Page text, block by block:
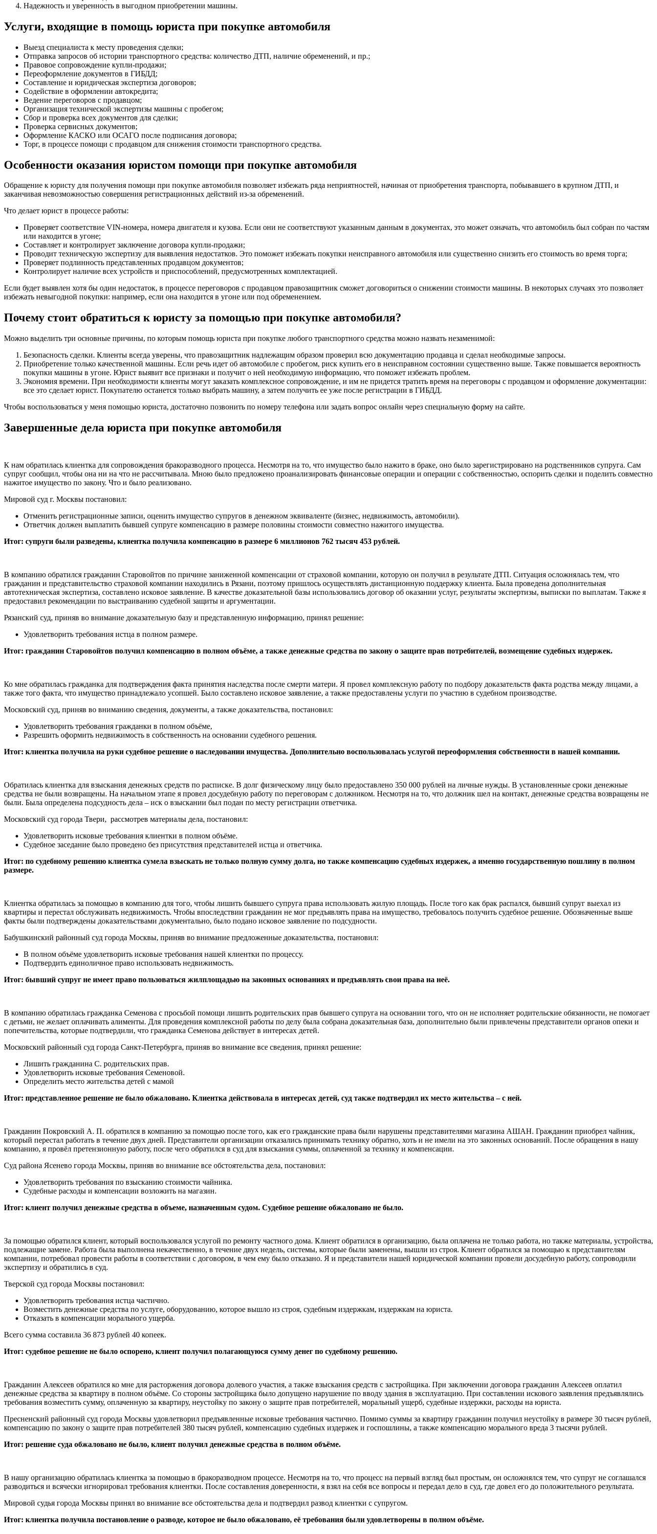
Надежность и уверенность в выгодном приобретении машины.
Услуги, входящие в помощь юриста при покупке автомобиля
Выезд специалиста к месту проведения сделки;
Отправка запросов об истории транспортного средства: количество ДТП, наличие обременений, и пр.;
Правовое сопровождение купли-продажи;
Переоформление документов в ГИБДД;
Составление и юридическая экспертиза договоров;
Содействие в оформлении автокредита;
Ведение переговоров с продавцом;
Организация технической экспертизы машины с пробегом;
Сбор и проверка всех документов для сделки;
Проверка сервисных документов;
Оформление КАСКО или ОСАГО после подписания договора;
Торг, в процессе помощи с продавцом для снижения стоимости транспортного средства.
Особенности оказания юристом помощи при покупке автомобиля
Обращение к юристу для получения помощи при покупке автомобиля позволяет избежать ряда неприятностей, начиная от приобретения транспорта, побывавшего в крупном ДТП, и
заканчивая невозможностью совершения регистрационных действий из-за обременений.
Что делает юрист в процессе работы:
Проверяет соответствие VIN-номера, номера двигателя и кузова. Если они не соответствуют указанным данным в документах, это может означать, что автомобиль был собран по частям
или находится в угоне;
Составляет и контролирует заключение договора купли-продажи;
Проводит техническую экспертизу для выявления недостатков. Это поможет избежать покупки неисправного автомобиля или существенно снизить его стоимость во время торга;
Проверяет подлинность представленных продавцом документов;
Контролирует наличие всех устройств и приспособлений, предусмотренных комплектацией.
Если будет выявлен хотя бы один недостаток, в процессе переговоров с продавцом правозащитник сможет договориться о снижении стоимости машины. В некоторых случаях это позволяет
избежать невыгодной покупки: например, если она находится в угоне или под обременением.
Почему стоит обратиться к юристу за помощью при покупке автомобиля?
Можно выделить три основные причины, по которым помощь юриста при покупке любого транспортного средства можно назвать незаменимой:
Безопасность сделки. Клиенты всегда уверены, что правозащитник надлежащим образом проверил всю документацию продавца и сделал необходимые запросы.
Приобретение только качественной машины. Если речь идет об автомобиле с пробегом, риск купить его в неисправном состоянии существенно выше. Также повышается вероятность
покупки машины в угоне. Юрист выявит все признаки и получит о ней необходимую информацию, что поможет избежать проблем.
Экономия времени. При необходимости клиенты могут заказать комплексное сопровождение, и им не придется тратить время на переговоры с продавцом и оформление документации:
все это сделает юрист. Покупателю останется только выбрать машину, а затем получить ее уже после регистрации в ГИБДД.
Чтобы воспользоваться у меня помощью юриста, достаточно позвонить по номеру телефона или задать вопрос онлайн через специальную форму на сайте.
Завершенные дела юриста при покупке автомобиля
К нам обратилась клиентка для сопровождения бракоразводного процесса. Несмотря на то, что имущество было нажито в браке, оно было зарегистрировано на родственников супруга. Сам
супруг сообщил, чтобы она ни на что не рассчитывала. Мною было предложено проанализировать финансовые операции и операции с собственностью, оспорить сделки и поделить совместно
нажитое имущество по закону. Что и было реализовано.
Мировой суд г. Москвы постановил:
Отменить регистрационные записи, оценить имущество супругов в денежном эквиваленте (бизнес, недвижимость, автомобили).
Ответчик должен выплатить бывшей супруге компенсацию в размере половины стоимости совместно нажитого имущества.
Итог: супруги были разведены, клиентка получила компенсацию в размере 6 миллионов 762 тысяч 453 рублей.
В компанию обратился гражданин Старовойтов по причине заниженной компенсации от страховой компании, которую он получил в результате ДТП. Ситуация осложнялась тем, что
гражданин и представительство страховой компании находились в Рязани, поэтому пришлось осуществлять дистанционную поддержку клиента. Была проведена дополнительная
автотехническая экспертиза, составлено исковое заявление. В качестве доказательной базы использовались договор об оказании услуг, результаты экспертизы, выписки по выплатам. Также я
предоставил рекомендации по выстраиванию судебной защиты и аргументации.
Рязанский суд, приняв во внимание доказательную базу и представленную информацию, принял решение:
Удовлетворить требования истца в полном размере.
Итог: гражданин Старовойтов получил компенсацию в полном объёме, а также денежные средства по закону о защите прав потребителей, возмещение судебных издержек.
Ко мне обратилась гражданка для подтверждения факта принятия наследства после смерти матери. Я провел комплексную работу по подбору доказательств факта родства между лицами, а
также того факта, что имущество принадлежало усопшей. Было составлено исковое заявление, а также предоставлены услуги по участию в судебном производстве.
Московский суд, приняв во вниманию сведения, документы, а также доказательства, постановил:
Удовлетворить требования гражданки в полном объёме,
Разрешить оформить недвижимость в собственность на основании судебного решения.
Итог: клиентка получила на руки судебное решение о наследовании имущества. Дополнительно воспользовалась услугой переоформления собственности в нашей компании.
Обратилась клиентка для взыскания денежных средств по расписке. В долг физическому лицу было предоставлено 350 000 рублей на личные нужды. В установленные сроки денежные
средства не были возвращены. На начальном этапе я провел досудебную работу по переговорам с должником. Несмотря на то, что должник шел на контакт, денежные средства возвращены не
были. Была определена подсудность дела – иск о взыскании был подан по месту регистрации ответчика.
Московский суд города Твери, рассмотрев материалы дела, постановил:
Удовлетворить исковые требования клиентки в полном объёме.
Судебное заседание было проведено без присутствия представителей истца и ответчика.
Итог: по судебному решению клиентка сумела взыскать не только полную сумму долга, но также компенсацию судебных издержек, а именно государственную пошлину в полном
размере.
Клиентка обратилась за помощью в компанию для того, чтобы лишить бывшего супруга права использовать жилую площадь. После того как брак распался, бывший супруг выехал из
квартиры и перестал обслуживать недвижимость. Чтобы впоследствии гражданин не мог предъявлять права на имущество, требовалось получить судебное решение. Обозначенные выше
факты были подтверждены доказательствами документально, было подано исковое заявление по подсудности.
Бабушкинский районный суд города Москвы, приняв во внимание предложенные доказательства, постановил:
В полном объёме удовлетворить исковые требования нашей клиентки по процессу.
Подтвердить единоличное право использовать недвижимость.
Итог: бывший супруг не имеет право пользоваться жилплощадью на законных основаниях и предъявлять свои права на неё.
В компанию обратилась гражданка Семенова с просьбой помощи лишить родительских прав бывшего супруга на основании того, что он не исполняет родительские обязанности, не помогает
с детьми, не желает оплачивать алименты. Для проведения комплексной работы по делу была собрана доказательная база, дополнительно были привлечены представители органов опеки и
попечительства, которые подтвердили, что гражданка Семенова действует в интересах детей.
Московский районный суд города Санкт-Петербурга, приняв во внимание все сведения, принял решение:
Лишить гражданина С. родительских прав.
Удовлетворить исковые требования Семеновой.
Определить место жительства детей с мамой
Итог: представленное решение не было обжаловано. Клиентка действовала в интересах детей, суд также подтвердил их место жительства – с ней.
Гражданин Покровский А. П. обратился в компанию за помощью после того, как его гражданские права были нарушены представителями магазина АШАН. Гражданин приобрел чайник,
который перестал работать в течение двух дней. Представители организации отказались принимать технику обратно, хоть и не имели на это законных оснований. После обращения в нашу
компанию, я провёл претензионную работу, после чего обратился в суд для взыскания суммы, оплаченной за технику и компенсации.
Суд района Ясенево города Москвы, приняв во внимание все обстоятельства дела, постановил:
Удовлетворить требования по взысканию стоимости чайника.
Судебные расходы и компенсации возложить на магазин.
Итог: клиент получил денежные средства в объеме, назначенным судом. Судебное решение обжаловано не было.
За помощью обратился клиент, который воспользовался услугой по ремонту частного дома. Клиент обратился в организацию, была оплачена не только работа, но также материалы, устройства,
подлежащие замене. Работа была выполнена некачественно, в течение двух недель, системы, которые были заменены, вышли из строя. Клиент обратился за помощью к представителям
компании, потребовал провести работы в соответствии с договором, в чем ему было отказано. Я и представители нашей юридической компании провели досудебную работу, сопроводили
экспертизу и обратились в суд.
Тверской суд города Москвы постановил:
Удовлетворить требования истца частично.
Возместить денежные средства по услуге, оборудованию, которое вышло из строя, судебным издержкам, издержкам на юриста.
Отказать в компенсации морального ущерба.
Всего сумма составила 36 873 рублей 40 копеек.
Итог: судебное решение не было оспорено, клиент получил полагающуюся сумму денег по судебному решению.
Гражданин Алексеев обратился ко мне для расторжения договора долевого участия, а также взыскания средств с застройщика. При заключении договора гражданин Алексеев оплатил
денежные средства за квартиру в полном объёме. Со стороны застройщика было допущено нарушение по вводу здания в эксплуатацию. При составлении искового заявления предъявлялись
требования возместить сумму, оплаченную за квартиру, неустойку по закону о защите прав потребителей, моральный ущерб, судебные издержки, расходы на юриста.
Пресненский районный суд города Москвы удовлетворил предъявленные исковые требования частично. Помимо суммы за квартиру гражданин получил неустойку в размере 30 тысяч рублей,
компенсацию по закону о защите прав потребителей 380 тысяч рублей, компенсацию судебных издержек и госпошлины, а также компенсацию морального вреда 3 тысячи рублей.
Итог: решение суда обжаловано не было, клиент получил денежные средства в полном объёме.
В нашу организацию обратилась клиентка за помощью в бракоразводном процессе. Несмотря на то, что процесс на первый взгляд был простым, он осложнялся тем, что супруг не соглашался
разводиться и всячески игнорировал требования клиентки. После составления доверенности, я взял на себя все вопросы и передал дело в суд, где довел его до положительного результата.
Мировой судья города Москвы принял во внимание все обстоятельства дела и подтвердил развод клиентки с супругом.
Итог: клиентка получила постановление о разводе, которое не было обжаловано, её требования были удовлетворены в полном объёме.